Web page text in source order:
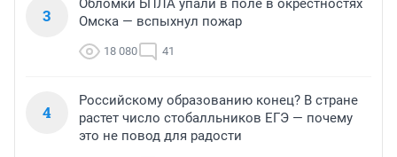
3
Обломки БПЛА упали в поле в окрестностях
Омска — вспыхнул пожар
18 080 41
4
Российскому образованию конец? В стране
растет число стобалльников ЕГЭ — почему
это не повод для радости